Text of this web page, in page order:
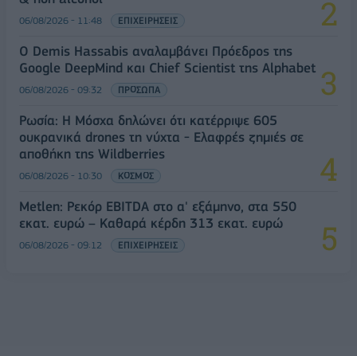
06/08/2026 - 11:48 ΕΠΙΧΕΙΡΗΣΕΙΣ
Ο Demis Hassabis αναλαμβάνει Πρόεδρος της
Google DeepMind και Chief Scientist της Alphabet
06/08/2026 - 09:32 ΠΡΟΣΩΠΑ
Ρωσία: Η Μόσχα δηλώνει ότι κατέρριψε 605
ουκρανικά drones τη νύχτα - Ελαφρές ζημιές σε
αποθήκη της Wildberries
06/08/2026 - 10:30 ΚΟΣΜΟΣ
Metlen: Ρεκόρ EBITDA στο α' εξάμηνο, στα 550
εκατ. ευρώ – Καθαρά κέρδη 313 εκατ. ευρώ
06/08/2026 - 09:12 ΕΠΙΧΕΙΡΗΣΕΙΣ